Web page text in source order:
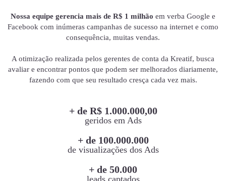
Nossa equipe gerencia mais de R$ 1 milhão em verba Google e
Facebook com inúmeras campanhas de sucesso na internet e como
consequência, muitas vendas.
A otimização realizada pelos gerentes de conta da Kreatif, busca
avaliar e encontrar pontos que podem ser melhorados diariamente,
fazendo com que seu resultado cresça cada vez mais.
+ de R$ 1.000.000,00
geridos em Ads
+ de 100.000.000
de visualizações dos Ads
+ de 50.000
leads captados